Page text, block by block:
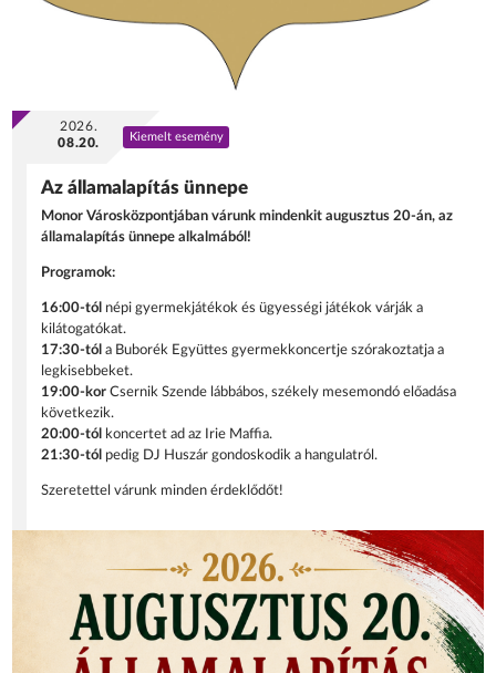
2026.
08.20.
Kiemelt esemény
Az államalapítás ünnepe
Monor Városközpontjában várunk mindenkit augusztus 20-án, az
államalapítás ünnepe alkalmából!
Programok:
16:00-tól népi gyermekjátékok és ügyességi játékok várják a
kilátogatókat.
17:30-tól a Buborék Együttes gyermekkoncertje szórakoztatja a
legkisebbeket.
19:00-korCsernik Szende lábbábos, székely mesemondó előadása
következik.
20:00-tól
koncertet ad az Irie Maffia.
21:30-tól pedig DJ Huszár gondoskodik a hangulatról.
Szeretettel várunk minden érdeklődőt!